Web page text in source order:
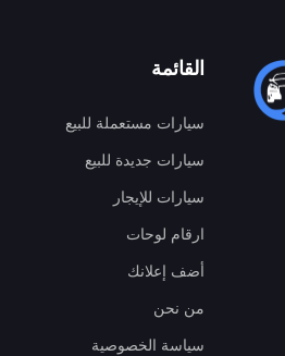
القائمة
سيارات مستعملة للبيع
سيارات جديدة للبيع
سيارات للإيجار
ارقام لوحات
أضف إعلانك
من نحن
سياسة الخصوصية